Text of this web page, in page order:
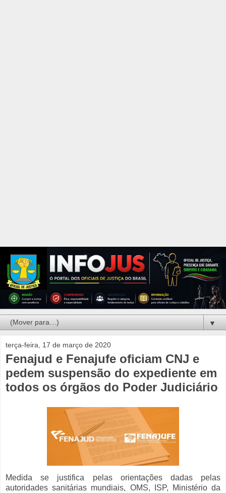
▼
terça-feira, 17 de março de 2020
Fenajud e Fenajufe oficiam CNJ e
pedem suspensão do expediente em
todos os órgãos do Poder Judiciário
Medida se justifica pelas orientações dadas pelas
autoridades sanitárias mundiais, OMS, ISP, Ministério da